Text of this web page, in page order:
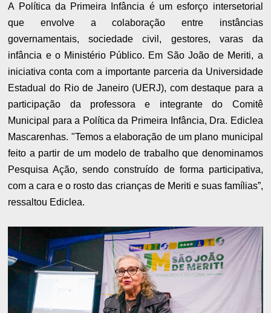
A Política da Primeira Infância é um esforço intersetorial
que envolve a colaboração entre instâncias
governamentais, sociedade civil, gestores, varas da
infância e o Ministério Público. Em São João de Meriti, a
iniciativa conta com a importante parceria da Universidade
Estadual do Rio de Janeiro (UERJ), com destaque para a
participação da professora e integrante do Comitê
Municipal para a Política da Primeira Infância, Dra. Ediclea
Mascarenhas. "Temos a elaboração de um plano municipal
feito a partir de um modelo de trabalho que denominamos
Pesquisa Ação, sendo construído de forma participativa,
com a cara e o rosto das crianças de Meriti e suas famílias”,
ressaltou Ediclea.